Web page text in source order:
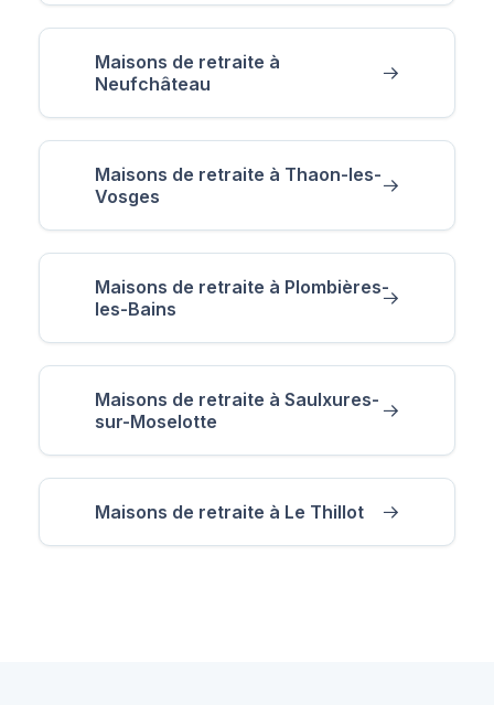
Maisons de retraite à
Neufchâteau
Maisons de retraite à Thaon-les-
Vosges
Maisons de retraite à Plombières-
les-Bains
Maisons de retraite à Saulxures-
sur-Moselotte
Maisons de retraite à Le Thillot